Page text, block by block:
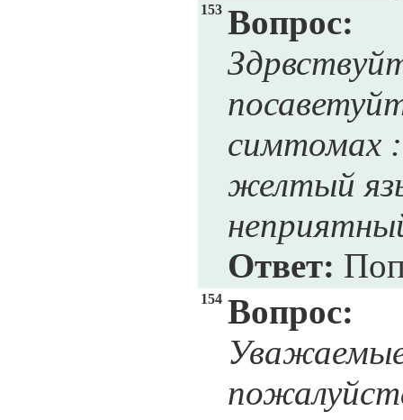
153 Вопрос:
симтомах :
желтый
Ответ:
154 Вопрос: